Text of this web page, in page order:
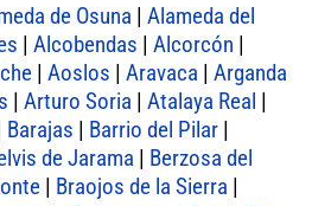
de Osuna | Alameda del
| Alcobendas | Alcorcón |
| Aoslos | Aravaca | Arganda
| Arturo Soria | Atalaya Real |
Barajas | Barrio del Pilar |
de Jarama | Berzosa del
| Braojos de la Sierra |